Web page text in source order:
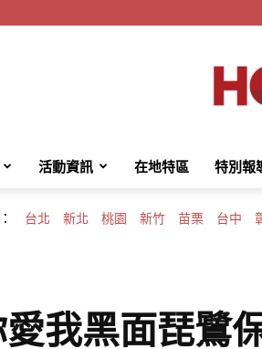
活動資訊 在地特區 特別報
台北 新北 桃園 新竹 苗栗 台中
我黑面琵鷺